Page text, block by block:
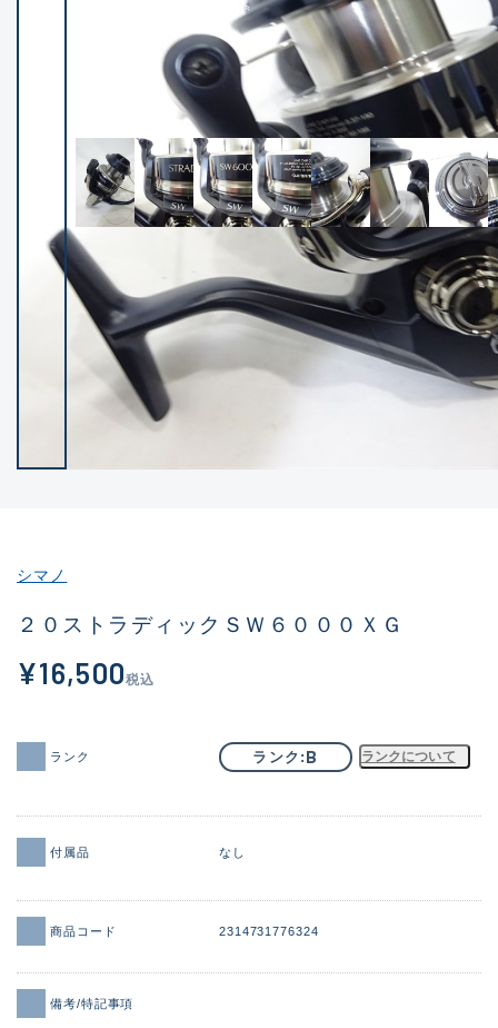
イシグロ富士店
イシグロ御殿場店
イシグロ伊東店
(102523)
SA(2966)
(12320)
B(22008)
C (38873)
C-(5164)
新商品(2084)
価格
シマノ
２０ストラディックＳＷ６０００ＸＧ
¥16,500税込
ランク ランク B ランクについて
付属品 なし
商品コード 2314731776324
備考/特記事項